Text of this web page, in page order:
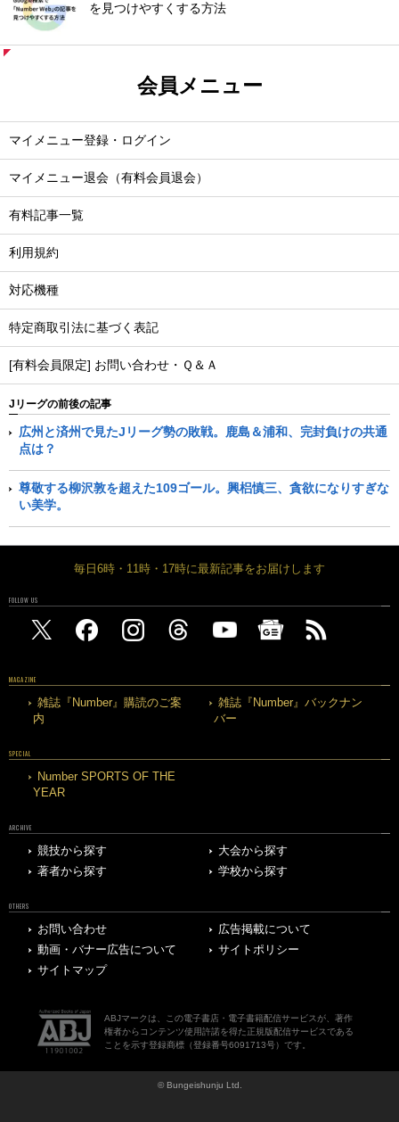
を見つけやすくする方法
会員メニュー
マイメニュー登録・ログイン
マイメニュー退会（有料会員退会）
有料記事一覧
利用規約
対応機種
特定商取引法に基づく表記
[有料会員限定] お問い合わせ・Ｑ＆Ａ
Jリーグの前後の記事
広州と済州で見たJリーグ勢の敗戦。鹿島＆浦和、完封負けの共通
点は？
尊敬する柳沢敦を超えた109ゴール。興梠慎三、貪欲になりすぎな
い美学。
毎日6時・11時・17時に最新記事をお届けします
FOLLOW US
MAGAZINE
雑誌『Number』購読のご案
内
雑誌『Number』バックナン
バー
SPECIAL
Number SPORTS OF THE
YEAR
ARCHIVE
競技から探す
大会から探す
著者から探す
学校から探す
OTHERS
お問い合わせ
広告掲載について
動画・バナー広告について
サイトポリシー
サイトマップ
ABJマークは、この電子書店・電子書籍配信サービスが、著作
権者からコンテンツ使用許諾を得た正規版配信サービスである
ことを示す登録商標（登録番号6091713号）です。
© Bungeishunju Ltd.